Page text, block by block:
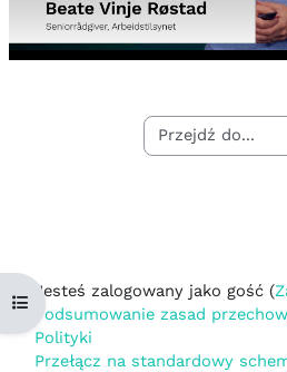
Otwórz indeks kursu
Jesteś zalogowany jako gość (
Podsumowanie zasad
Polityki
Przełącz na standardowy